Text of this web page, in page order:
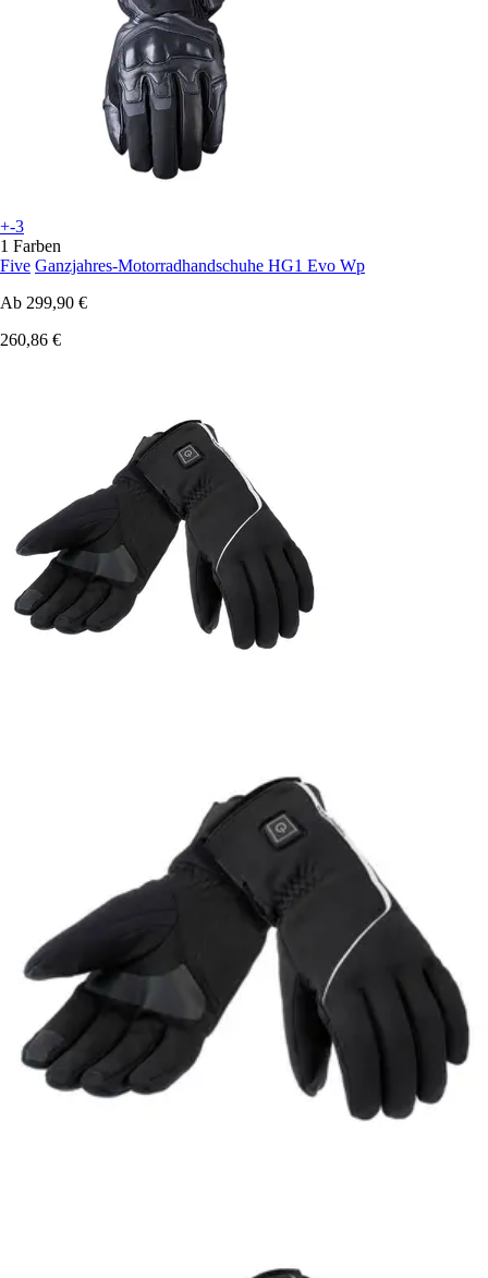
+-3
1 Farben
Five Ganzjahres-Motorradhandschuhe HG1 Evo Wp
Ab 299,90 €
260,86 €